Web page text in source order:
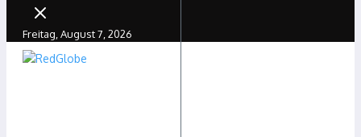
Freitag, August 7, 2026